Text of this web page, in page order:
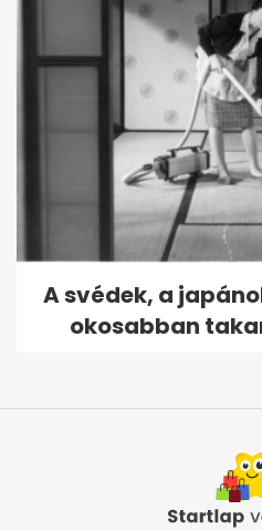
A svédek, a
okosabban